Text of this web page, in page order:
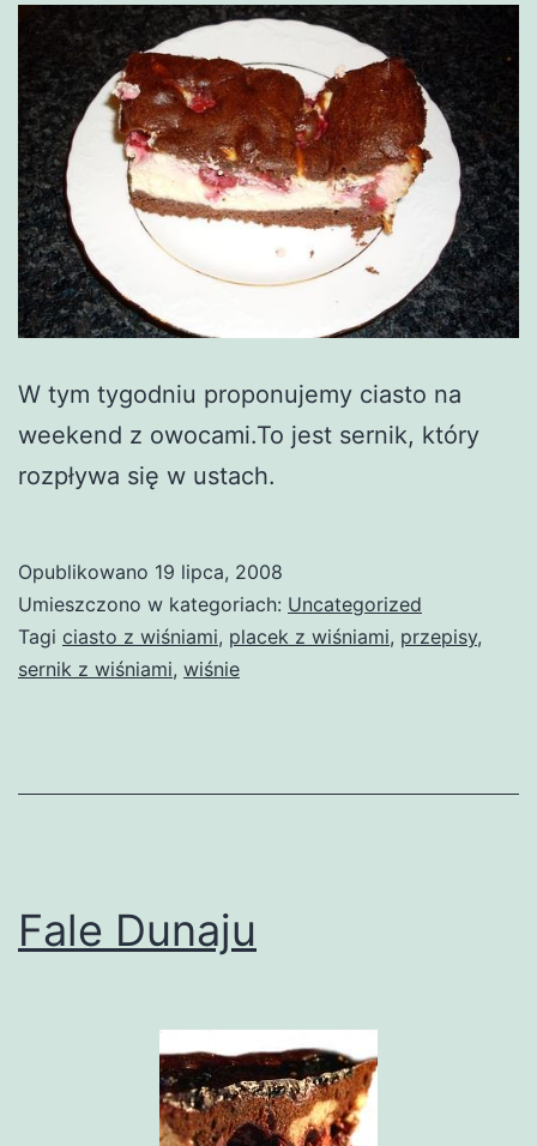
W tym tygodniu proponujemy ciasto na
weekend z owocami.To jest sernik, który
rozpływa się w ustach.
Opublikowano 19 lipca, 2008
Umieszczono w kategoriach: Uncategorized
Tagi ciasto z wiśniami, placek z wiśniami, przepisy,
sernik z wiśniami, wiśnie
Fale Dunaju